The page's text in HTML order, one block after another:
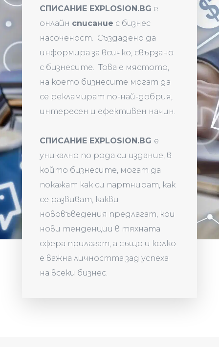
СПИСАНИЕ EXPLOSION.BG е
онлайн списание с бизнес
насоченост. Създадено да
информира за всичко, свързано
с бизнесите. Това е мястото,
на което бизнесите могат да
се рекламират по-най-добрия,
интересен и ефективен начин.
СПИСАНИЕ EXPLOSION.BG е
уникално по рода си издание, в
който бизнесите, могат да
покажат как си партнират, как
се развиват, какви
нововъведения предлагат, кои
нови тенденции в тяхната
сфера прилагат, а също и колко
е важна личността зад успеха
на всеки бизнес.